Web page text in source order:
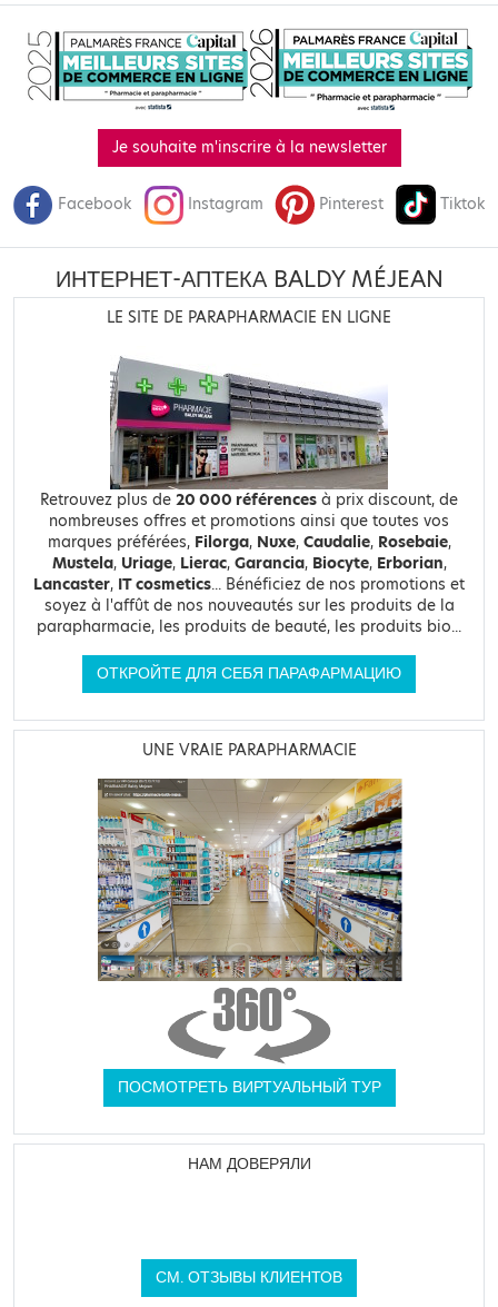
Je souhaite m'inscrire à la newsletter
Facebook Instagram Pinterest Tiktok
ИНТЕРНЕТ-АПТЕКА BALDY MÉJEAN
LE SITE DE PARAPHARMACIE EN LIGNE
Retrouvez plus de 20 000 références à prix discount, de
nombreuses offres et promotions ainsi que toutes vos
marques préférées, Filorga, Nuxe, Caudalie, Rosebaie,
Mustela, Uriage, Lierac, Garancia, Biocyte, Erborian,
Lancaster, IT cosmetics... Bénéficiez de nos promotions et
soyez à l'affût de nos nouveautés sur les produits de la
parapharmacie, les produits de beauté, les produits bio...
ОТКРОЙТЕ ДЛЯ СЕБЯ ПАРАФАРМАЦИЮ
UNE VRAIE PARAPHARMACIE
ПОСМОТРЕТЬ ВИРТУАЛЬНЫЙ ТУР
НАМ ДОВЕРЯЛИ
СМ. ОТЗЫВЫ КЛИЕНТОВ